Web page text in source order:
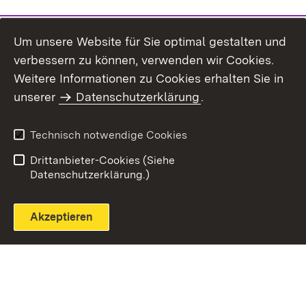
Themenübersicht
Um unsere Website für Sie optimal gestalten und
verbessern zu können, verwenden wir Cookies.
Weitere Informationen zu Cookies erhalten Sie in
unserer
Datenschutzerklärung.
Technisch notwendige Cookies
Drittanbieter-Cookies (Siehe
Datenschutzerklärung.)
Akzeptieren